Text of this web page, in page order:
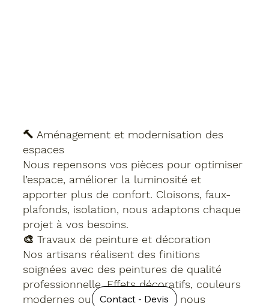
🔨 Aménagement et modernisation des
espaces
Nous repensons vos pièces pour optimiser
l’espace, améliorer la luminosité et
apporter plus de confort. Cloisons, faux-
plafonds, isolation, nous adaptons chaque
projet à vos besoins.
🎨 Travaux de peinture et décoration
Nos artisans réalisent des finitions
soignées avec des peintures de qualité
professionnelle. Effets décoratifs, couleurs
modernes ou tons classiques, nous
Contact - Devis